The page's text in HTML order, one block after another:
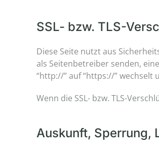
SSL- bzw. TLS-
Diese Seite nutzt aus
als Seitenbetreiber senden,
“http://” auf “https://” wechselt
Wenn die SSL- bzw. TLS-
Auskunft, Sperrung,